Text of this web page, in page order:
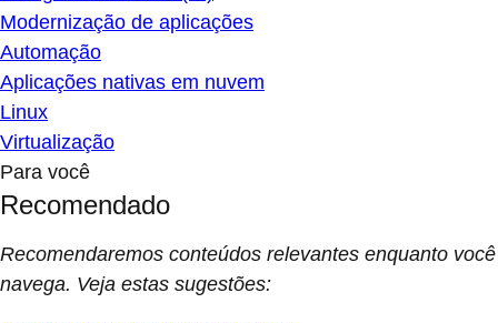
Modernização de aplicações
Automação
Aplicações nativas em nuvem
Linux
Virtualização
Para você
Recomendado
Recomendaremos conteúdos relevantes enquanto você
navega. Veja estas sugestões: